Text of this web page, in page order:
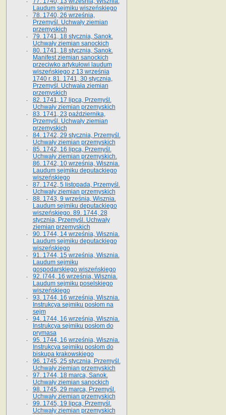
Laudum sejmiku wiszeńskiego
78. 1740, 26 września,
Przemyśl. Uchwały ziemian
przemyskich
79. 1741, 18 stycznia, Sanok.
Uchwały ziemian sanockich
80. 1741, 18 stycznia, Sanok.
Manifest ziemian sanockich
przeciwko artykułowi laudum
wiszeńskiego z 13 wrze­śnia
1740 r. 81. 1741, 30 stycznia,
Przemyśl. Uchwała ziemian
przemyskich
82. 1741, 17 lipca, Przemyśl.
Uchwały ziemian przemyskich
83. 1741, 23 października,
Przemyśl. Uchwały ziemian
przemyskich
84. 1742, 29 stycznia, Przemyśl.
Uchwały ziemian przemyskich
85. 1742, 16 lipca, Przemyśl.
Uchwały ziemian przemyskich.
86. 1742, 10 września, Wisznia.
Laudum sejmiku deputackiego
wiszeńskiego
87. 1742, 5 listopada, Przemyśl.
Uchwały ziemian przemyskich
88. 1743, 9 września, Wisznia.
Laudum sejmiku deputackiego
wiszeńskiego. 89. 1744, 28
stycznia, Przemyśl. Uchwały
ziemian przemyskich
90. 1744, 14 września, Wisznia.
Laudum sejmiku deputackiego
wiszeńskiego
91. 1744, 15 września, Wisznia.
Laudum sejmiku
gospodarskiego wiszeńskiego
92. l744, 16 września, Wisznia.
Laudum sejmiku poselskiego
wiszeńskiego
93. 1744, 16 września, Wisznia.
Instrukcya sejmiku posłom na
sejm
94. 1744, 16 września, Wisznia.
Instrukcya sejmiku posłom do
prymasa
95. 1744, 16 września, Wisznia.
Instrukcya sejmiku posłom do
biskupa krakowskiego
96. 1745, 25 stycznia, Przemyśl.
Uchwały ziemian przemyskich
97. 1744, 18 marca, Sanok.
Uchwały ziemian sanockich
98. 1745, 29 marca, Przemyśl.
Uchwały ziemian przemyskich
99. 1745, 19 lipca, Przemyśl.
Uchwały ziemian przemyskich